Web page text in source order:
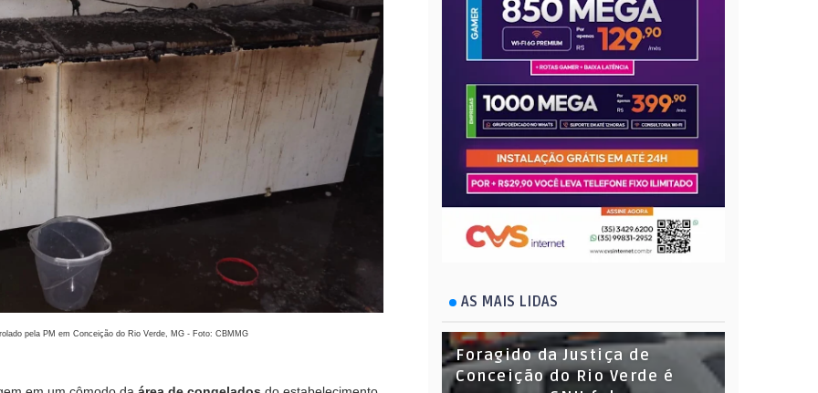
pela PM em Conceição do Rio Verde, MG - Foto: CBMMG
AS MAIS LIDAS
Foragido da Justiça de
Conceição do Rio Verde é